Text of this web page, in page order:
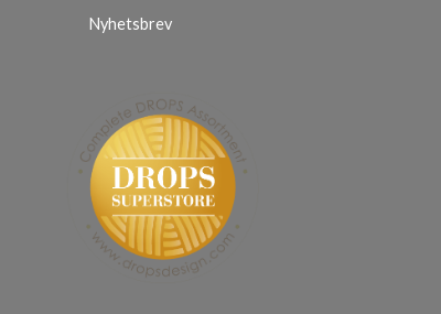
Nyhetsbrev